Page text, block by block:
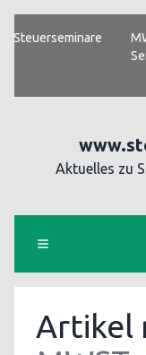
Steuerseminare
Aktuelles zu
Artikel